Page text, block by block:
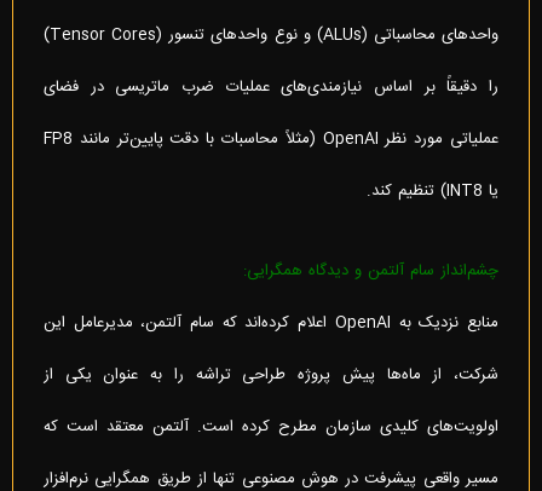
واحدهای محاسباتی (ALUs) و نوع واحد‌های تنسور (Tensor Cores)
را دقیقاً بر اساس نیازمندی‌های عملیات ضرب ماتریسی در فضای
عملیاتی مورد نظر OpenAI (مثلاً محاسبات با دقت پایین‌تر مانند FP8
یا INT8) تنظیم کند.
چشم‌انداز سام آلتمن و دیدگاه همگرایی:
منابع نزدیک به OpenAI اعلام کرده‌اند که سام آلتمن، مدیرعامل این
شرکت، از ماه‌ها پیش پروژه طراحی تراشه را به عنوان یکی از
اولویت‌های کلیدی سازمان مطرح کرده است. آلتمن معتقد است که
مسیر واقعی پیشرفت در هوش مصنوعی تنها از طریق همگرایی نرم‌افزار